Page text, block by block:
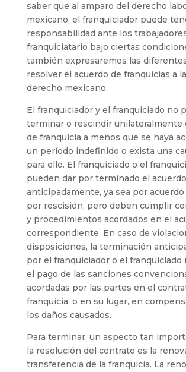
saber que al amparo del derecho
mexicano, el franquiciador puede
responsabilidad ante los
franquiciatario bajo ciertas
también expresaremos las
resolver el acuerdo de franquicias a
derecho mexicano.
El franquiciador y el franquiciado no
terminar o rescindir unilateralmente
de franquicia a menos que se haya
un período indefinido o exista una
para ello. El franquiciado o el
pueden dar por terminado el acuerdo
anticipadamente, ya sea por
por rescisión, pero deben cumplir
y procedimientos acordados en el
correspondiente. En caso de
disposiciones, la terminación
por el franquiciador o el franquiciado
el pago de las sanciones
acordadas por las partes en el
franquicia, o en su lugar, en
los daños causados.
Para terminar, un aspecto tan
la resolución del contrato es la
transferencia de la franquicia. La